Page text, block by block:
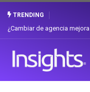
TRENDING
Gabriela Herrera y el arte